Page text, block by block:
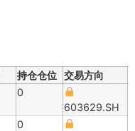
持仓仓位 交易方向
0
603629.SH
0